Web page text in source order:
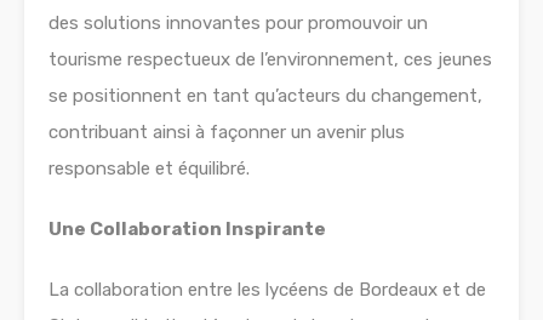
des solutions innovantes pour promouvoir un
tourisme respectueux de l’environnement, ces jeunes
se positionnent en tant qu’acteurs du changement,
contribuant ainsi à façonner un avenir plus
responsable et équilibré.
Une Collaboration Inspirante
La collaboration entre les lycéens de Bordeaux et de